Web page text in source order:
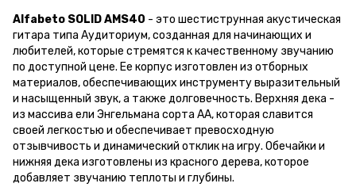
Alfabeto SOLID AMS40 - это шестиструнная акустическая
гитара типа Аудиториум, созданная для начинающих и
любителей, которые стремятся к качественному звучанию
по доступной цене. Ее корпус изготовлен из отборных
материалов, обеспечивающих инструменту выразительный
и насыщенный звук, а также долговечность. Верхняя дека -
из массива ели Энгельмана сорта AA, которая славится
своей легкостью и обеспечивает превосходную
отзывчивость и динамический отклик на игру. Обечайки и
нижняя дека изготовлены из красного дерева, которое
добавляет звучанию теплоты и глубины.